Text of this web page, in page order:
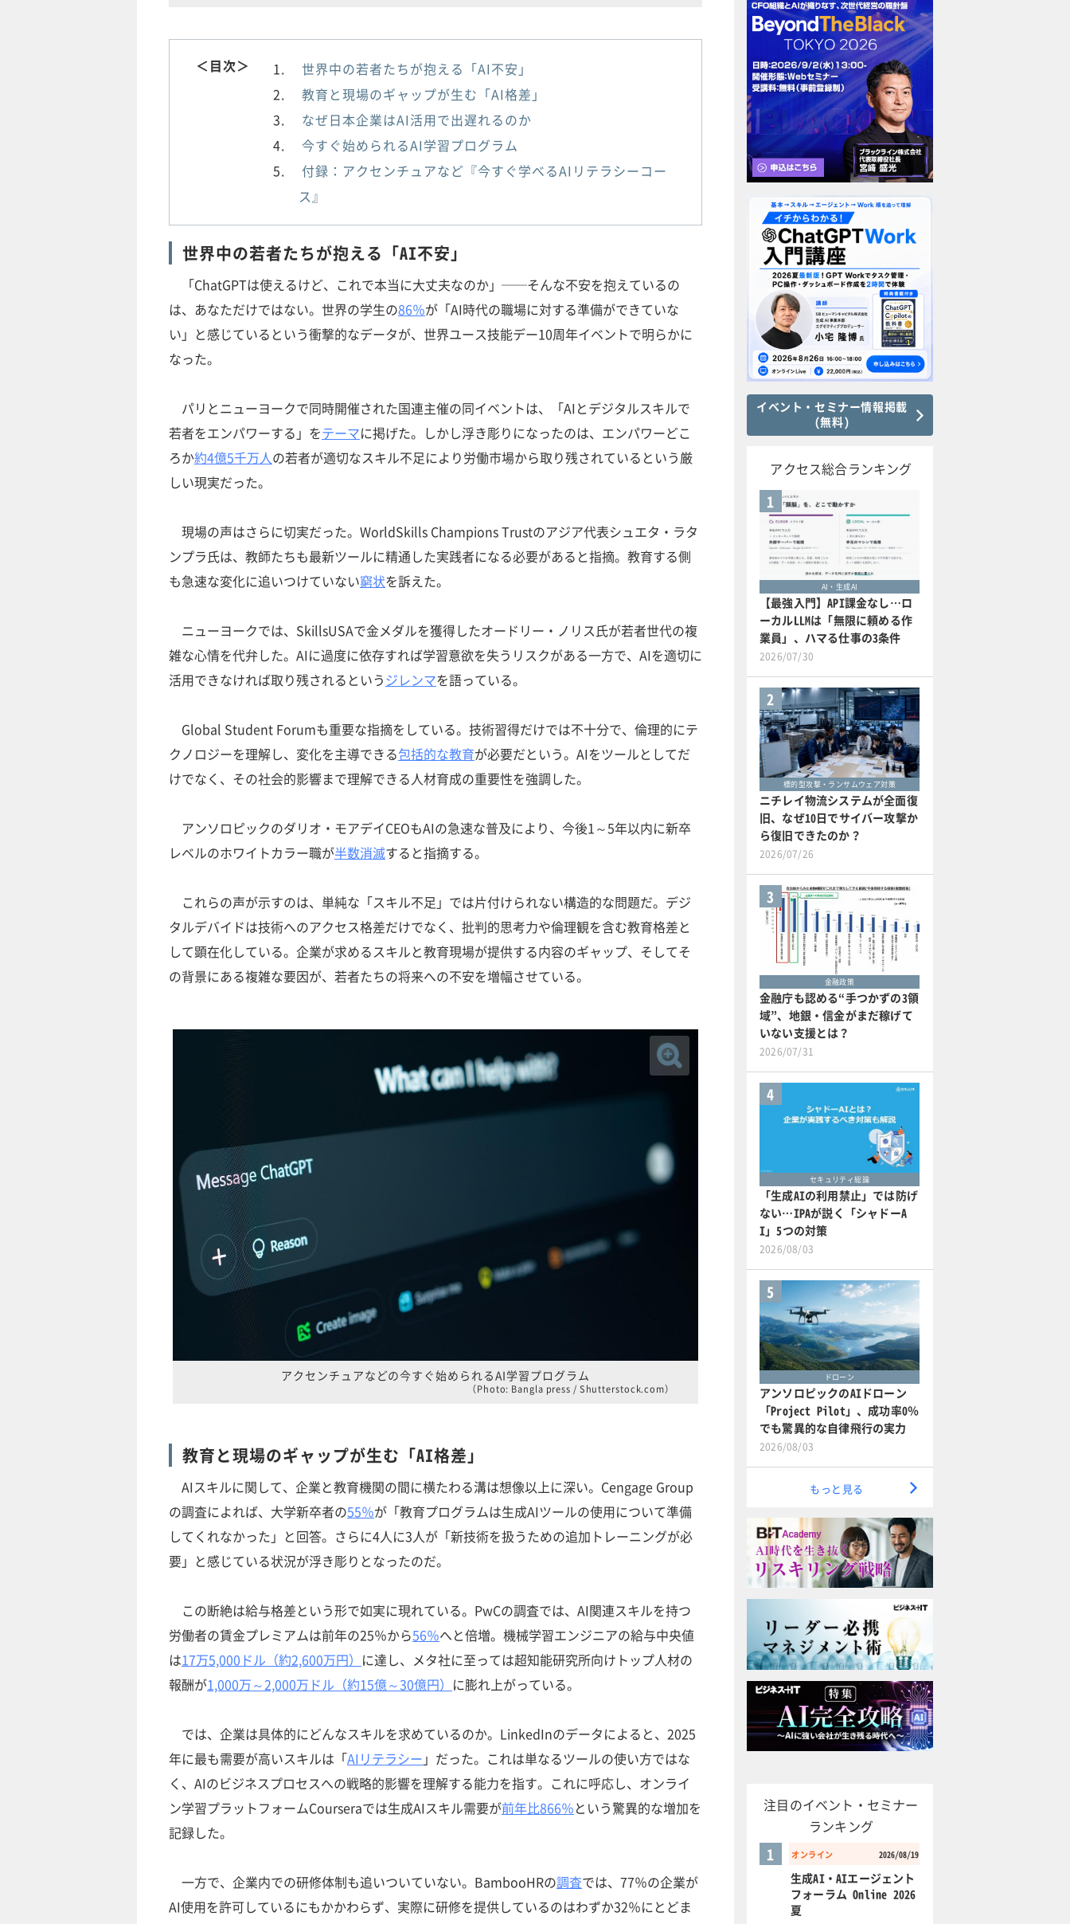
＜目次＞
世界中の若者たちが抱える「AI不安」
教育と現場のギャップが生む「AI格差」
なぜ日本企業はAI活用で出遅れるのか
今すぐ始められるAI学習プログラム
付録：アクセンチュアなど『今すぐ学べるAIリテラシーコー
ス』
世界中の若者たちが抱える「AI不安」
「ChatGPTは使えるけど、これで本当に大丈夫なのか」──そんな不安を抱えているの
は、あなただけではない。世界の学生の86％が「AI時代の職場に対する準備ができていな
い」と感じているという衝撃的なデータが、世界ユース技能デー10周年イベントで明らかに
なった。
パリとニューヨークで同時開催された国連主催の同イベントは、「AIとデジタルスキルで
若者をエンパワーする」をテーマに掲げた。しかし浮き彫りになったのは、エンパワーどこ
ろか約4億5千万人の若者が適切なスキル不足により労働市場から取り残されているという厳
しい現実だった。
現場の声はさらに切実だった。WorldSkills Champions Trustのアジア代表シュエタ・ラタ
ンプラ氏は、教師たちも最新ツールに精通した実践者になる必要があると指摘。教育する側
も急速な変化に追いつけていない窮状を訴えた。
ニューヨークでは、SkillsUSAで金メダルを獲得したオードリー・ノリス氏が若者世代の複
雑な心情を代弁した。AIに過度に依存すれば学習意欲を失うリスクがある一方で、AIを適切に
活用できなければ取り残されるというジレンマを語っている。
Global Student Forumも重要な指摘をしている。技術習得だけでは不十分で、倫理的にテ
クノロジーを理解し、変化を主導できる包括的な教育が必要だという。AIをツールとしてだ
けでなく、その社会的影響まで理解できる人材育成の重要性を強調した。
アンソロピックのダリオ・モアデイCEOもAIの急速な普及により、今後1～5年以内に新卒
レベルのホワイトカラー職が半数消滅すると指摘する。
これらの声が示すのは、単純な「スキル不足」では片付けられない構造的な問題だ。デジ
タルデバイドは技術へのアクセス格差だけでなく、批判的思考力や倫理観を含む教育格差と
して顕在化している。企業が求めるスキルと教育現場が提供する内容のギャップ、そしてそ
の背景にある複雑な要因が、若者たちの将来への不安を増幅させている。
アクセンチュアなどの今すぐ始められるAI学習プログラム
（Photo: Bangla press / Shutterstock.com）
教育と現場のギャップが生む「AI格差」
AIスキルに関して、企業と教育機関の間に横たわる溝は想像以上に深い。Cengage Group
の調査によれば、大学新卒者の55％が「教育プログラムは生成AIツールの使用について準備
してくれなかった」と回答。さらに4人に3人が「新技術を扱うための追加トレーニングが必
要」と感じている状況が浮き彫りとなったのだ。
この断絶は給与格差という形で如実に現れている。PwCの調査では、AI関連スキルを持つ
労働者の賃金プレミアムは前年の25％から56％へと倍増。機械学習エンジニアの給与中央値
は17万5,000ドル（約2,600万円） に達し、メタ社に至っては超知能研究所向けトップ人材の
報酬が1,000万～2,000万ドル（約15億～30億円） に膨れ上がっている。
では、企業は具体的にどんなスキルを求めているのか。LinkedInのデータによると、2025
年に最も需要が高いスキルは「AIリテラシー 」だった。これは単なるツールの使い方ではな
く、AIのビジネスプロセスへの戦略的影響を理解する能力を指す。これに呼応し、オンライ
ン学習プラットフォームCourseraでは生成AIスキル需要が前年比866％という驚異的な増加を
記録した。
一方で、企業内での研修体制も追いついていない。BambooHRの調査では、77％の企業が
AI使用を許可しているにもかかわらず、実際に研修を提供しているのはわずか32％にとどま
イベント・セミナー情報掲載
(無料)
アクセス総合ランキング
1
AI・生成AI
【最強入門】API課金なし…ロ
ーカルLLMは「無限に頼める作
業員」、ハマる仕事の3条件
2026/07/30
2
標的型攻撃・ランサムウェア対策
ニチレイ物流システムが全面復
旧、なぜ10日でサイバー攻撃か
ら復旧できたのか？
2026/07/26
3
金融政策
金融庁も認める“手つかずの3領
域”、地銀・信金がまだ稼げて
いない支援とは？
2026/07/31
4
セキュリティ総論
「生成AIの利用禁止」では防げ
ない…IPAが説く「シャドーA
I」5つの対策
2026/08/03
5
ドローン
アンソロピックのAIドローン
「Project Pilot」、成功率0％
でも驚異的な自律飛行の実力
2026/08/03
もっと見る
注目のイベント・セミナー
ランキング
オンライン 2026/08/19
1
生成AI・AIエージェント
フォーラム Online 2026
夏